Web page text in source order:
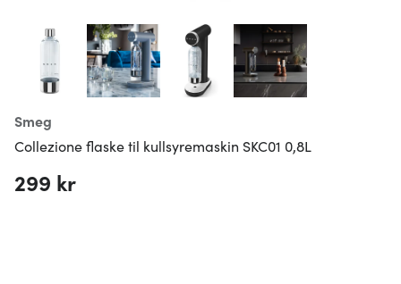
Smeg
Collezione flaske til kullsyremaskin SKC01 0,8L
299 kr